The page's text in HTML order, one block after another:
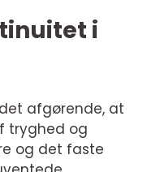
i
afgørende, at
tryghed og
og det faste